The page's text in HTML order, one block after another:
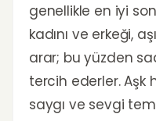
genellikle en iyi
kadını ve erkeği,
arar; bu yüzden
tercih ederler. Aşk
saygı ve sevgi